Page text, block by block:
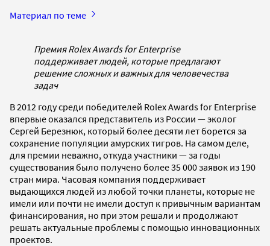
Материал по теме
Премия Rolex Awards for Enterprise
поддерживает людей, которые предлагают
решение сложных и важных для человечества
задач
В 2012 году среди победителей Rolex Awards for Enterprise
впервые оказался представитель из России — эколог
Сергей Березнюк, который более десяти лет борется за
сохранение популяции амурских тигров. На самом деле,
для премии неважно, откуда участники — за годы
существования было получено более 35 000 заявок из 190
стран мира. Часовая компания поддерживает
выдающихся людей из любой точки планеты, которые не
имели или почти не имели доступ к привычным вариантам
финансирования, но при этом решали и продолжают
решать актуальные проблемы с помощью инновационных
проектов.